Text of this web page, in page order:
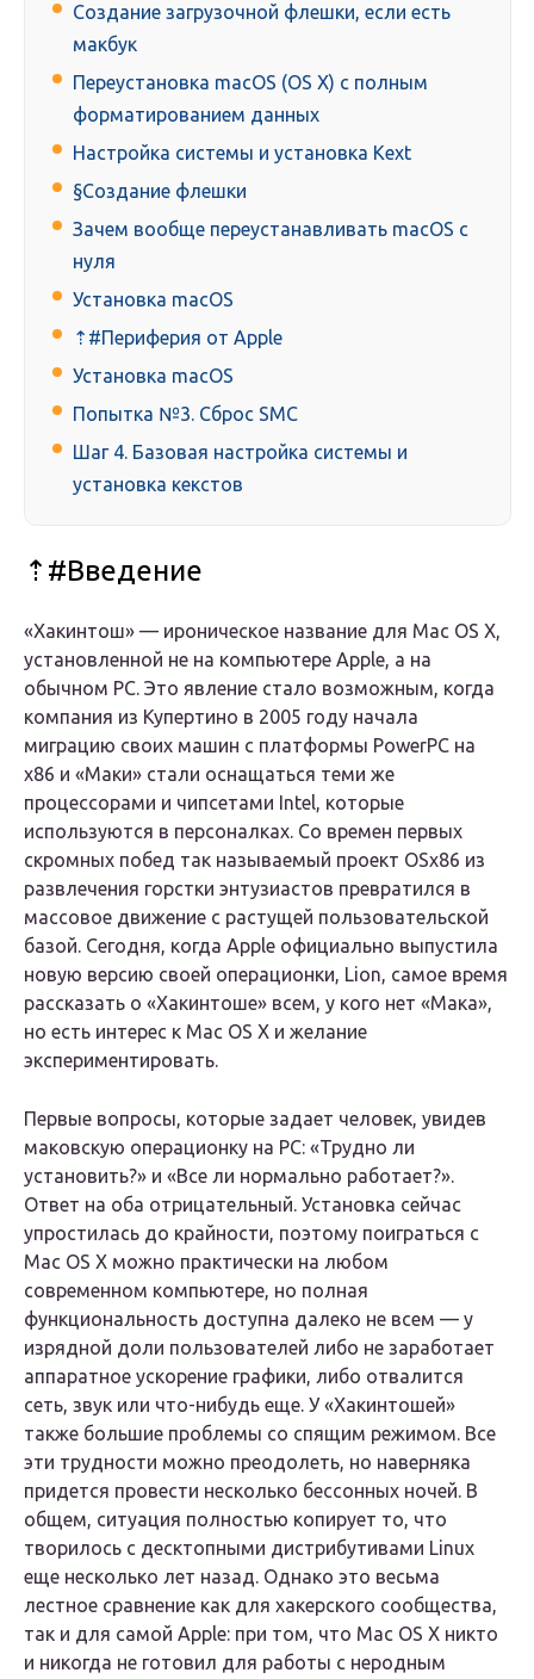
Создание загрузочной флешки, если есть
макбук
Переустановка macOS (OS X) с полным
форматированием данных
Настройка системы и установка Kext
§Создание флешки
Зачем вообще переустанавливать macOS с
нуля
Установка macOS
⇡#Периферия от Apple
Установка macOS
Попытка №3. Сброс SMС
Шаг 4. Базовая настройка системы и
установка кекстов
⇡#Введение
«Хакинтош» — ироническое название для Mac OS X,
установленной не на компьютере Apple, а на
обычном PC. Это явление стало возможным, когда
компания из Купертино в 2005 году начала
миграцию своих машин с платформы PowerPC на
x86 и «Маки» стали оснащаться теми же
процессорами и чипсетами Intel, которые
используются в персоналках. Со времен первых
скромных побед так называемый проект OSx86 из
развлечения горстки энтузиастов превратился в
массовое движение с растущей пользовательской
базой. Сегодня, когда Apple официально выпустила
новую версию своей операционки, Lion, самое время
рассказать о «Хакинтоше» всем, у кого нет «Мака»,
но есть интерес к Mac OS X и желание
экспериментировать.
Первые вопросы, которые задает человек, увидев
маковскую операционку на PC: «Трудно ли
установить?» и «Все ли нормально работает?».
Ответ на оба отрицательный. Установка сейчас
упростилась до крайности, поэтому поиграться с
Mac OS X можно практически на любом
современном компьютере, но полная
функциональность доступна далеко не всем — у
изрядной доли пользователей либо не заработает
аппаратное ускорение графики, либо отвалится
сеть, звук или что-нибудь еще. У «Хакинтошей»
также большие проблемы со спящим режимом. Все
эти трудности можно преодолеть, но наверняка
придется провести несколько бессонных ночей. В
общем, ситуация полностью копирует то, что
творилось с десктопными дистрибутивами Linux
еще несколько лет назад. Однако это весьма
лестное сравнение как для хакерского сообщества,
так и для самой Apple: при том, что Mac OS X никто
и никогда не готовил для работы с неродным